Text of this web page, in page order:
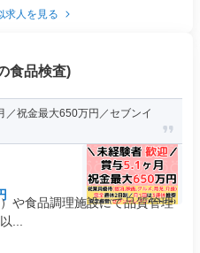
求人を見る
食品検査)
／祝金最大650万円／セブンイ
や食品調理施設にて品質管理
...